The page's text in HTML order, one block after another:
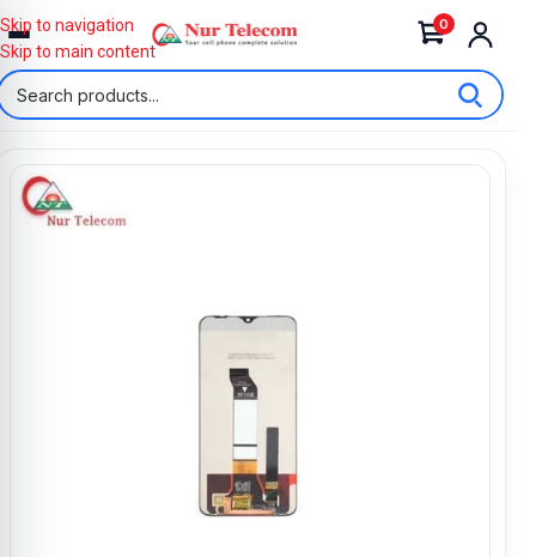
0
Skip to navigation
Skip to main content